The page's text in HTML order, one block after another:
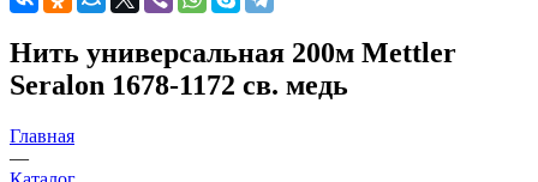
Нить универсальная 200м Mettler
Seralon 1678-1172 св. медь
Главная
—